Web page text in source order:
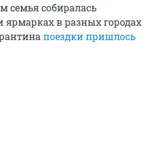
семья собиралась
ярмарках в разных городах
поездки пришлось